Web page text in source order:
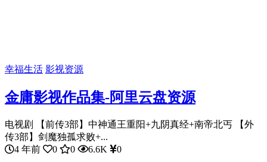
幸福生活 影视资源
金庸影视作品集-阿里云盘资源
电视剧 【前传3部】中神通王重阳+九阴真经+南帝北丐 【外
传3部】剑魔独孤求败+...
4 年前
0 0 6.6K 0